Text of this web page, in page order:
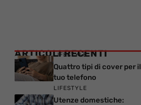
ARTICOLI RECENTI
LIFESTYLE
Quattro tipi di cover per il
tuo telefono
LIFESTYLE
Utenze domestiche: